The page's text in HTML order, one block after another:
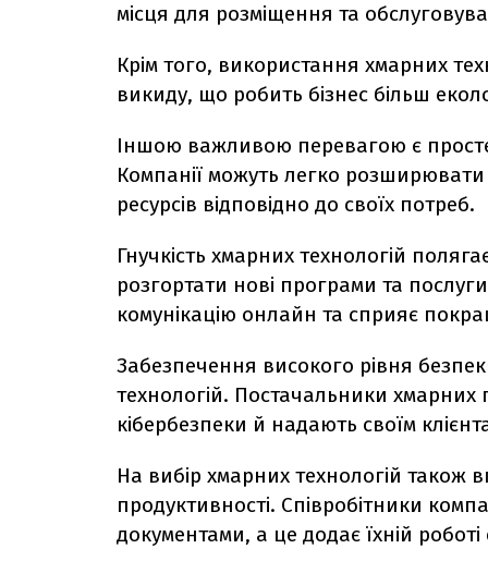
місця для розміщення та
Крім того, використання хмарних
викиду, що робить бізнес більш
Іншою важливою перевагою є
Компанії можуть легко
ресурсів відповідно до своїх потреб.
Гнучкість хмарних технологій
розгортати нові програми та
комунікацію онлайн та сприяє
Забезпечення високого рівня
технологій. Постачальники хмарних
кібербезпеки й надають своїм
На вибір хмарних технологій
продуктивності. Співробітники
документами, а це додає їхній роботі